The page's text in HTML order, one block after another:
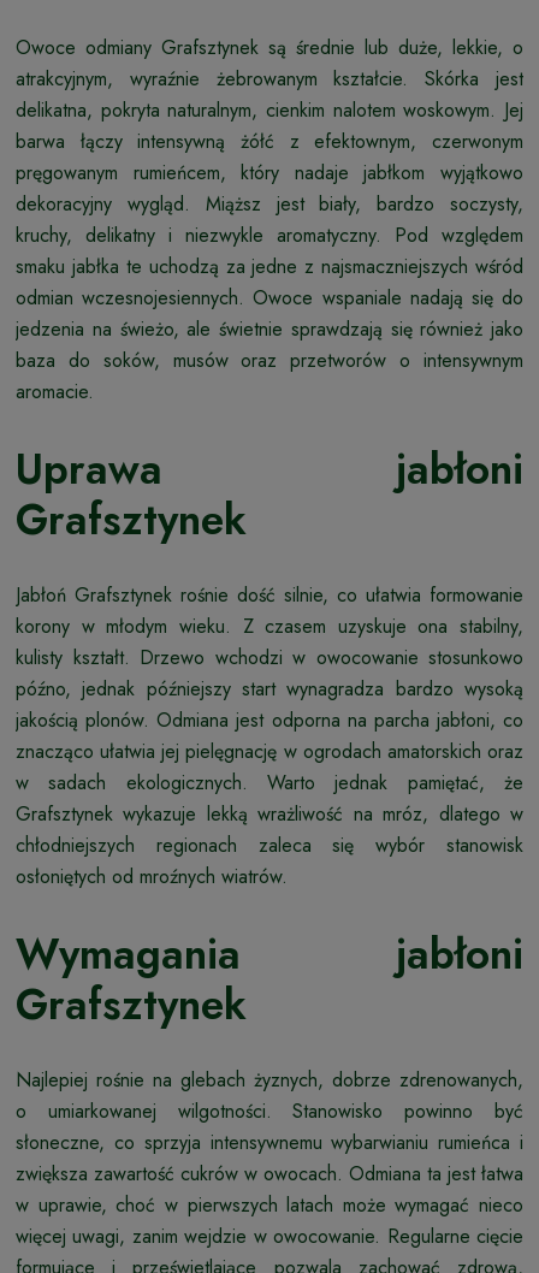
Owoce odmiany Grafsztynek są średnie lub duże, lekkie, o
atrakcyjnym, wyraźnie żebrowanym kształcie. Skórka jest
delikatna, pokryta naturalnym, cienkim nalotem woskowym. Jej
barwa łączy intensywną żółć z efektownym, czerwonym
pręgowanym rumieńcem, który nadaje jabłkom wyjątkowo
dekoracyjny wygląd. Miąższ jest biały, bardzo soczysty,
kruchy, delikatny i niezwykle aromatyczny. Pod względem
smaku jabłka te uchodzą za jedne z najsmaczniejszych wśród
odmian wczesnojesiennych. Owoce wspaniale nadają się do
jedzenia na świeżo, ale świetnie sprawdzają się również jako
baza do soków, musów oraz przetworów o intensywnym
aromacie.
Uprawa jabłoni
Grafsztynek
Jabłoń Grafsztynek rośnie dość silnie, co ułatwia formowanie
korony w młodym wieku. Z czasem uzyskuje ona stabilny,
kulisty kształt. Drzewo wchodzi w owocowanie stosunkowo
późno, jednak późniejszy start wynagradza bardzo wysoką
jakością plonów. Odmiana jest odporna na parcha jabłoni, co
znacząco ułatwia jej pielęgnację w ogrodach amatorskich oraz
w sadach ekologicznych. Warto jednak pamiętać, że
Grafsztynek wykazuje lekką wrażliwość na mróz, dlatego w
chłodniejszych regionach zaleca się wybór stanowisk
osłoniętych od mroźnych wiatrów.
Wymagania jabłoni
Grafsztynek
Najlepiej rośnie na glebach żyznych, dobrze zdrenowanych,
o umiarkowanej wilgotności. Stanowisko powinno być
słoneczne, co sprzyja intensywnemu wybarwianiu rumieńca i
zwiększa zawartość cukrów w owocach. Odmiana ta jest łatwa
w uprawie, choć w pierwszych latach może wymagać nieco
więcej uwagi, zanim wejdzie w owocowanie. Regularne cięcie